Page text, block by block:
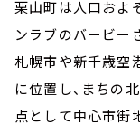
栗山町は人口およ
ンラブのバービー
札幌市や新千歳空
に位置し、まちの
点として中心市街